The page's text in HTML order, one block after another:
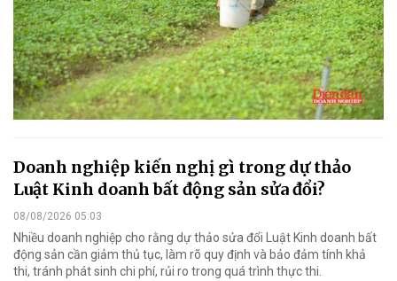
Doanh nghiệp kiến nghị gì trong dự thảo
Luật Kinh doanh bất động sản sửa đổi?
08/08/2026 05:03
Nhiều doanh nghiệp cho rằng dự thảo sửa đổi Luật Kinh doanh bất
động sản cần giảm thủ tục, làm rõ quy định và bảo đảm tính khả
thi, tránh phát sinh chi phí, rủi ro trong quá trình thực thi.